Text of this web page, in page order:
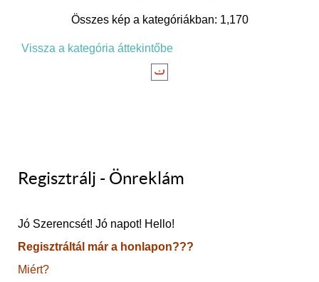
Összes kép a kategóriákban: 1,170
Vissza a kategória áttekintőbe
Regisztrálj - Önreklám
Jó Szerencsét! Jó napot! Hello!
Regisztráltál már a honlapon???
Miért?